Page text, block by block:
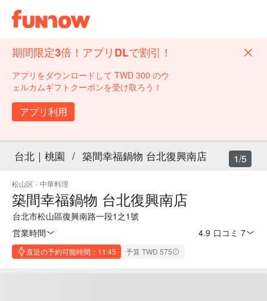
期間限定3倍！アプリDLで割引！
アプリをダウンロードして TWD 300 のウ
ェルカムギフトクーポンを受け取ろう！
アプリ利用
台北｜桃園 / 築間幸福鍋物 台北復興南店
松山区 · 中華料理
築間幸福鍋物 台北復興南店
台北市松山區復興南路一段1之1號
営業時間
4.9 口コミ 7
直近の予約可能時間：11:45 予算 TWD 575
1/5